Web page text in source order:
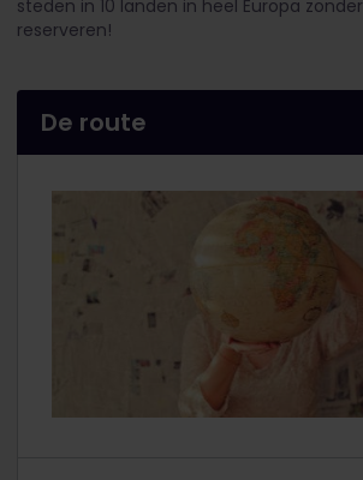
steden in 10 landen in heel Europa
reserveren!
De route